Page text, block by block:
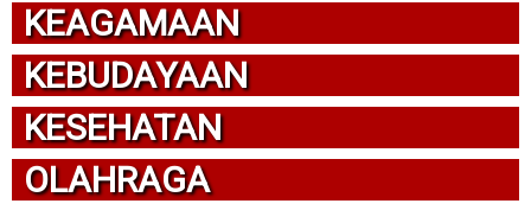
KEAGAMAAN
KEBUDAYAAN
KESEHATAN
OLAHRAGA